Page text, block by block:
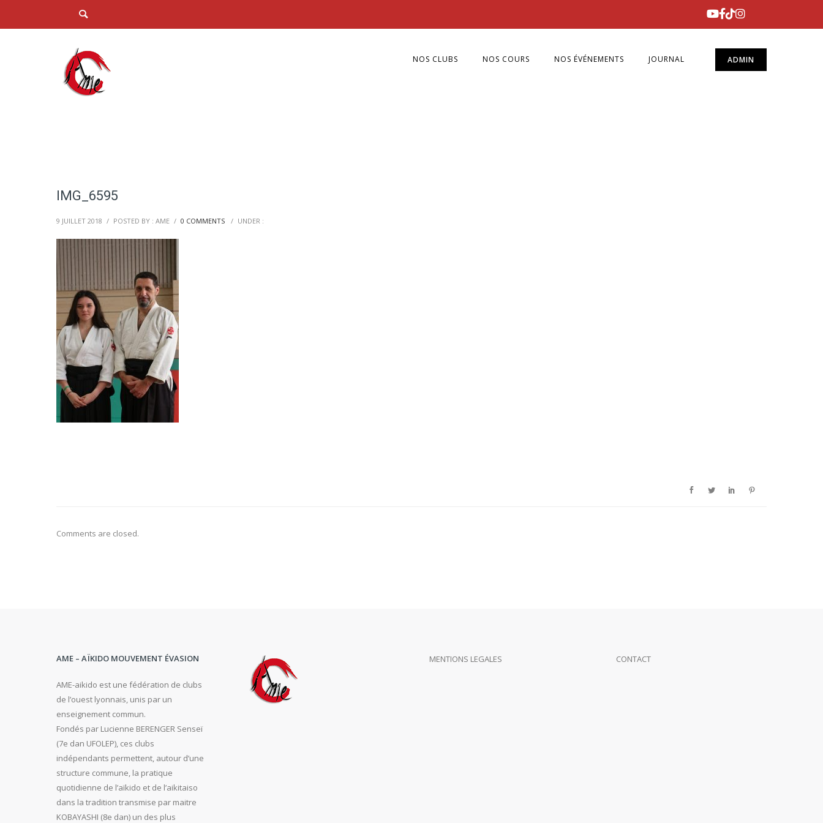
ADMIN
NOS CLUBS NOS COURS NOS ÉVÉNEMENTS JOURNAL
IMG_6595
9 JUILLET 2018 / POSTED BY : AME / 0 COMMENTS / UNDER :
Comments are closed.
AME – AÏKIDO MOUVEMENT ÉVASION
AME-aikido est une fédération de clubs
de l’ouest lyonnais, unis par un
enseignement commun.
Fondés par Lucienne BERENGER Senseï
(7e dan UFOLEP), ces clubs
indépendants permettent, autour d’une
structure commune, la pratique
quotidienne de l’aïkido et de l’aikitaiso
dans la tradition transmise par maitre
KOBAYASHI (8e dan) un des plus
MENTIONS LEGALES CONTACT